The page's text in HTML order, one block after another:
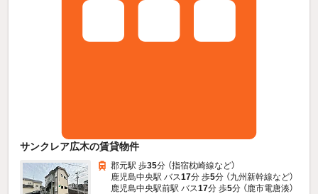
サンクレア広木の賃貸物件
郡元駅 歩35分 （指宿枕崎線など）
鹿児島中央駅 バス17分 歩5分 （九州新幹線など）
鹿児島中央駅前駅 バス17分 歩5分 （鹿市電唐湊）